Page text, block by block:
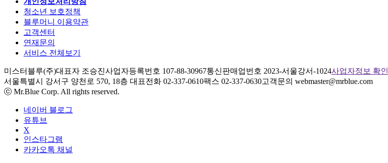
청소년 보호정책
블루머니 이용약관
고객센터
연재문의
서비스 전체보기
미스터블루(주)대표자 조승진사업자등록번호 107-88-30967통신판매업번호 2023-서울강서-1024사업자정보 확인
서울특별시 강서구 양천로 570, 18층 대표전화 02-337-0610팩스 02-337-0630고객문의 webmaster@mrblue.com
ⓒ Mr.Blue Corp. All rights reserved.
네이버 블로그
유튜브
X
인스타그램
카카오톡 채널